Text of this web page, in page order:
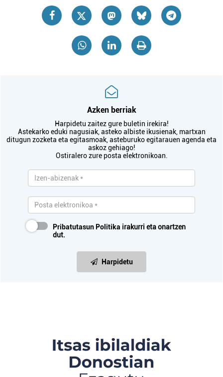
Azken berriak
Harpidetu zaitez gure buletin irekira!
Astekarko eduki nagusiak, asteko albiste ikusienak, martxan
ditugun zozketa eta egitasmoak, asteburuko egitarauen agenda eta
askoz gehiago!
Ostiralero zure posta elektronikoan.
Pribatutasun Politika irakurri eta onartzen
dut.
Harpidetu